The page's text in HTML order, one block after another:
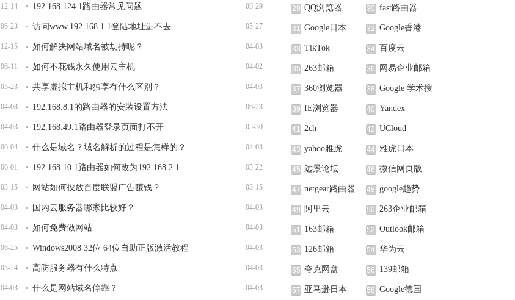
12-14 06-29
192.168.124.1路由器常见问题
06-23 05-27
访问www.192.168.1.1登陆地址进不去
12-15 04-03
如何解决网站域名被劫持呢？
06-11 04-02
如何不花钱永久使用云主机
05-23 04-03
共享虚拟主机和独享有什么区别？
04-08 06-23
192.168.8.1的路由器的安装设置方法
04-03 05-30
192.168.49.1路由器登录页面打不开
06-04 04-03
什么是域名？域名解析的过程是怎样的？
06-01 05-22
192.168.10.1路由器如何改为192.168.2.1
03-15 03-15
网站如何投放百度联盟广告赚钱？
04-03 04-03
国内云服务器哪家比较好？
04-03 04-03
如何免费做网站
06-25 04-03
Windows2008 32位 64位自助正版激活教程
05-24 04-03
高防服务器有什么特点
04-03 04-03
什么是网站域名停靠？
29 QQ浏览器 30 fast路由器
31 Google日本 32 Google香港
33 TikTok 34 百度云
35 263邮箱 36 网易企业邮箱
37 360浏览器 38 Google 学术搜
索
39 IE浏览器 40 Yandex
41 2ch 42 UCloud
43 yahoo雅虎 44 雅虎日本
45 远景论坛 46 微信网页版
47 netgear路由器 48 google趋势
49 阿里云 50 263企业邮箱
51 163邮箱 52 Outlook邮箱
53 126邮箱 54 华为云
55 夸克网盘 56 139邮箱
57 亚马逊日本 58 Google德国